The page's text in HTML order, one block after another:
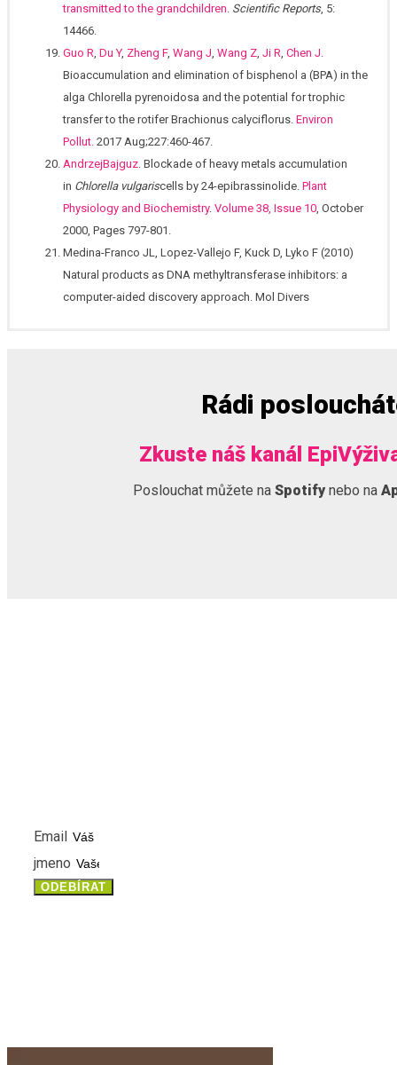
transmitted to the grandchildren Scientific Reports, 5:
14466.
Guo R Du Y, Zheng F, Wang J Wang Z Ji R Chen J
Bioaccumulation and elimination of bisphenol a (BPA) in the
alga Chlorella pyrenoidosa and the potential for trophic
transfer to the rotifer Brachionus calyciflorus. Environ
Pollut. 2017 Aug;227:460-467.
AndrzejBajguz . Blockade of heavy metals accumulation
in Chlorella vulgariscells by 24-epibrassinolide. Plant
Physiology and Biochemistry. Volume 38, Issue 10 , October
2000, Pages 797-801.
Medina-Franco JL, Lopez-Vallejo F, Kuck D, Lyko F (2010)
Natural products as DNA methyltransferase inhibitors: a
computer-aided discovery approach. Mol Divers
Rádi
Zkuste náš kanál
Poslouchat můžete na Spotify nebo na
Email
jmeno
ODEBÍRAT